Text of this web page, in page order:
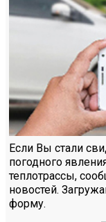
Если Вы стали
погодного
теплотрассы,
новостей.
форму.